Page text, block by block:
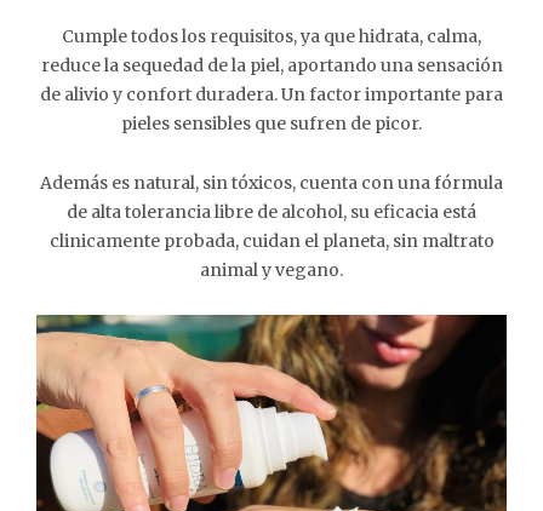
Cumple todos los requisitos, ya que hidrata, calma,
reduce la sequedad de la piel, aportando una sensación
de alivio y confort duradera. Un factor importante para
pieles sensibles que sufren de picor.
Además es natural, sin tóxicos, cuenta con una fórmula
de alta tolerancia libre de alcohol, su eficacia está
clinicamente probada, cuidan el planeta, sin maltrato
animal y vegano.